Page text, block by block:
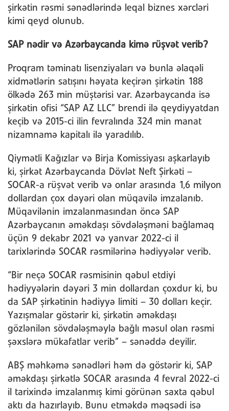
şirkətin rəsmi sənədlərində leqal biznes xərcləri
kimi qeyd olunub.
SAP nədir və Azərbaycanda kimə rüşvət verib?
Proqram təminatı lisenziyaları və bunla əlaqəli
xidmətlərin satışını həyata keçirən şirkətin 188
ölkədə 263 min müştərisi var. Azərbaycanda isə
şirkətin ofisi “SAP AZ LLC” brendi ilə qeydiyyatdan
keçib və 2015-ci ilin fevralında 324 min manat
nizamnamə kapitalı ilə yaradılıb.
Qiymətli Kağızlar və Birja Komissiyası aşkarlayıb
ki, şirkət Azərbaycanda Dövlət Neft Şirkəti –
SOCAR-a rüşvət verib və onlar arasında 1,6 milyon
dollardan çox dəyəri olan müqavilə imzalanıb.
Müqavilənin imzalanmasından öncə SAP
Azərbaycanın əməkdaşı sövdələşməni bağlamaq
üçün 9 dekabr 2021 və yanvar 2022-ci il
tarixlərində SOCAR rəsmilərinə hədiyyələr verib.
“Bir neçə SOCAR rəsmisinin qəbul etdiyi
hədiyyələrin dəyəri 3 min dollardan çoxdur ki, bu
da SAP şirkətinin hədiyyə limiti – 30 dolları keçir.
Yazışmalar göstərir ki, şirkətin əməkdaşı
gözlənilən sövdələşməylə bağlı məsul olan rəsmi
şəxslərə mükafatlar verib” – sənəddə deyilir.
ABŞ məhkəmə sənədləri həm də göstərir ki, SAP
əməkdaşı şirkətlə SOCAR arasında 4 fevral 2022-ci
il tarixində imzalanmış kimi görünən saxta qəbul
aktı da hazırlayıb. Bunu etməkdə məqsədi isə